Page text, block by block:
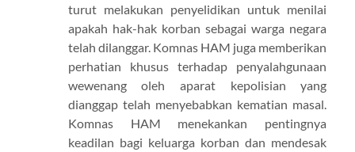
turut melakukan penyelidikan untuk menilai
apakah hak-hak korban sebagai warga negara
telah dilanggar. Komnas HAM juga memberikan
perhatian khusus terhadap penyalahgunaan
wewenang oleh aparat kepolisian yang
dianggap telah menyebabkan kematian masal.
Komnas HAM menekankan pentingnya
keadilan bagi keluarga korban dan mendesak